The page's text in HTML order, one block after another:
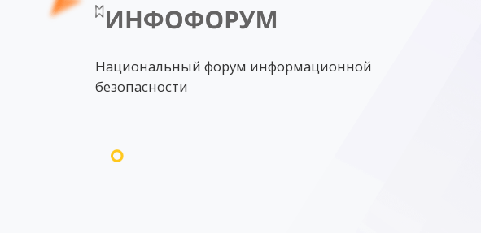
Национальный форум информационной
безопасности